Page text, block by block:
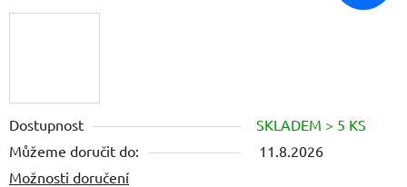
Dostupnost
SKLADEM > 5 KS
Můžeme doručit do:
11.8.2026
Možnosti doručení